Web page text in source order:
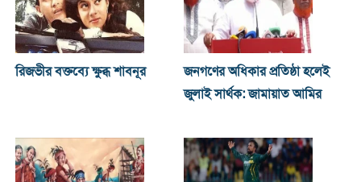
রিজভীর বক্তব্যে ক্ষুব্ধ শাবনূর
জনগণের অধিকার প্রতিষ্ঠা হলেই
জুলাই সার্থক: জামায়াত আমির